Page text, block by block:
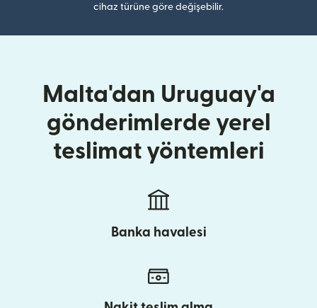
cihaz türüne göre değişebilir.
Malta'dan Uruguay'a
gönderimlerde yerel
teslimat yöntemleri
Banka havalesi